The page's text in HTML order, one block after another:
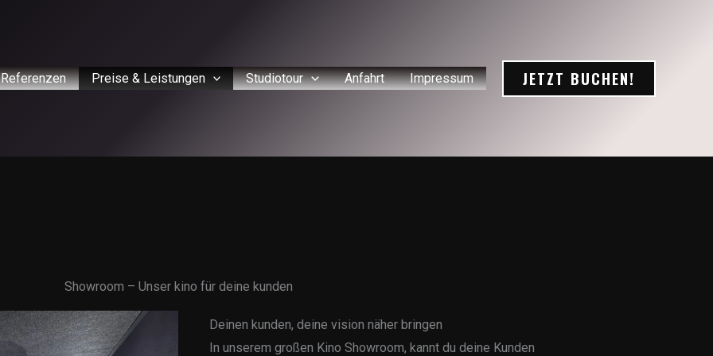
Referenzen Preise & Leistungen Studiotour Anfahrt Impressum JETZT BUCHEN!
Showroom – Unser kino für deine kunden
Deinen kunden, deine vision näher bringen
In unserem großen Kino Showroom, kannt du deine Kunden